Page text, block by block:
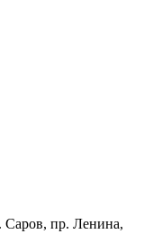
Саров, пр. Ленина,